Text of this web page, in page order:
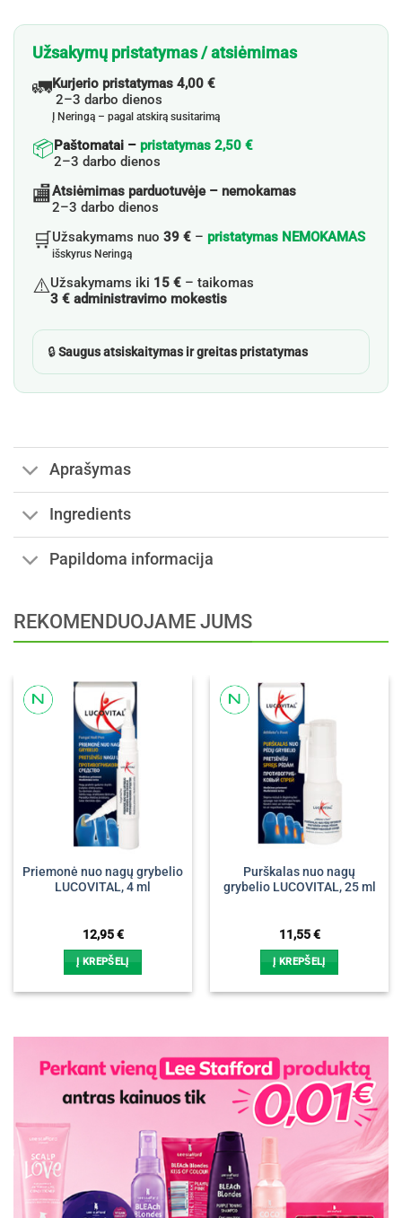
Užsakymų pristatymas / atsiėmimas
🚛Kurjerio pristatymas 4,00 €
2–3 darbo dienos
Į Neringą – pagal atskirą susitarimą
📦Paštomatai – pristatymas 2,50 €
2–3 darbo dienos
🏬Atsiėmimas parduotuvėje – nemokamas
2–3 darbo dienos
🛒Užsakymams nuo 39 € – pristatymas NEMOKAMAS
išskyrus Neringą
⚠️Užsakymams iki 15 € – taikomas
3 € administravimo mokestis
🔒Saugus atsiskaitymas ir greitas pristatymas
Aprašymas
Ingredients
Papildoma informacija
REKOMENDUOJAME JUMS
Priemonė nuo nagų grybelio
LUCOVITAL, 4 ml
12,95€
Į KREPŠELĮ
Purškalas nuo nagų
grybelio LUCOVITAL, 25 ml
11,55€
Į KREPŠELĮ